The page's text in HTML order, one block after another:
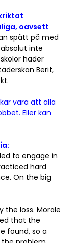
oavsett
spätt på med
inte
hader
Berit,
vara att alla
Eller kan
to engage in
hard
On the big
the loss. Morale
that the
found, so a